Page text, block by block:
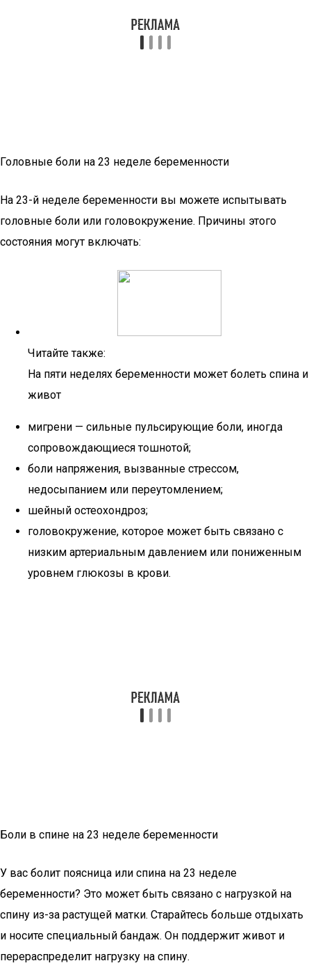
Головные боли на 23 неделе беременности
На 23-й неделе беременности вы можете испытывать
головные боли или головокружение. Причины этого
состояния могут включать:
Читайте также:
На пяти неделях беременности может болеть спина и
живот
мигрени — сильные пульсирующие боли, иногда
сопровождающиеся тошнотой;
боли напряжения, вызванные стрессом,
недосыпанием или переутомлением;
шейный остеохондроз;
головокружение, которое может быть связано с
низким артериальным давлением или пониженным
уровнем глюкозы в крови.
Боли в спине на 23 неделе беременности
У вас болит поясница или спина на 23 неделе
беременности? Это может быть связано с нагрузкой на
спину из-за растущей матки. Старайтесь больше отдыхать
и носите специальный бандаж. Он поддержит живот и
перераспределит нагрузку на спину.